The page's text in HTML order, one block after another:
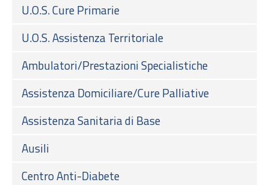
U.O.S. Cure Primarie
U.O.S. Assistenza Territoriale
Ambulatori/Prestazioni Specialistiche
Assistenza Domiciliare/Cure Palliative
Assistenza Sanitaria di Base
Ausili
Centro Anti-Diabete